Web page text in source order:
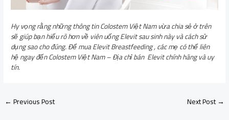
Hy vọng rằng những thông tin Colostem Việt Nam vừa chia sẻ ở trên
sẽ giúp bạn hiểu rõ hơn về viên uống Elevit sau sinh này và cách sử
dụng sao cho đúng. Để mua Elevit Breastfeeding , các mẹ có thể liên
hệ ngay đến Colostem Việt Nam – Địa chỉ bán Elevit chính hãng và uy
tín.
←Previous Post Next Post→